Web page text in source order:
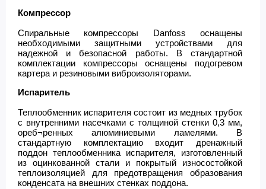
Компрессор
Спиральные компрессоры Danfoss оснащены
необходимыми защитными устройствами для
надежной и безопасной работы. В стандартной
комплектации компрессоры оснащены подогревом
картера и резиновыми виброизоляторами.
Испаритель
Теплообменник испарителя состоит из медных трубок
с внутренними насечками с толщиной стенки 0,3 мм,
ореб¬ренных алюминиевыми ламелями. В
стандартную комплектацию входит дренажный
поддон теплообменника испарителя, изготовленный
из оцинкованной стали и покрытый износостойкой
теплоизоляцией для предотвращения образования
конденсата на внешних стенках поддона.